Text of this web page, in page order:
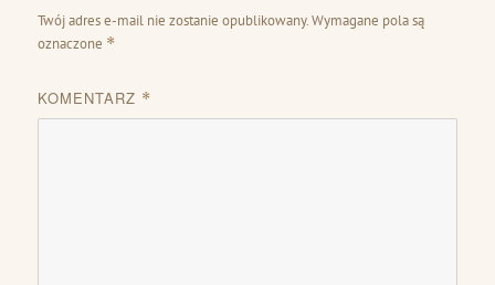
Twój adres e-mail nie zostanie opublikowany. Wymagane pola są
oznaczone *
KOMENTARZ *